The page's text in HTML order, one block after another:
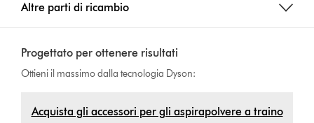
Altre parti di ricambio
Progettato per ottenere risultati
Ottieni il massimo dalla tecnologia Dyson:
Acquista gli accessori per gli aspirapolvere a traino